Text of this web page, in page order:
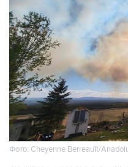
Фото: Cheyenne Berreault/
Москва. 7 августа.